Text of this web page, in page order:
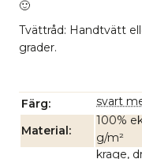
🙂
Tvättråd: Handtvätt
grader.
Färg svart
Material
100%
g/m²
krage,